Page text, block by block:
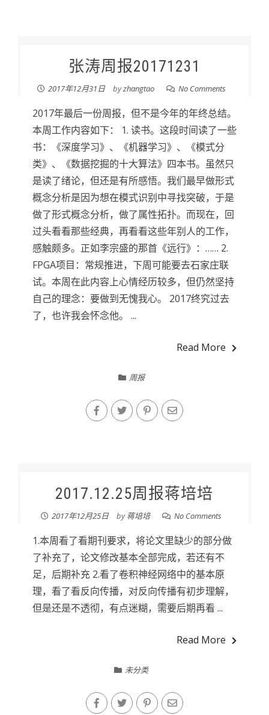
张涛周报20171231
2017年12月31日 byzhangtao No Comments
2017年最后一份周报，但不是今年的年终总结。
本周工作内容如下： 1. 读书。这段时间读了一些
书：《深度学习》、《机器学习》、《模式分
类》、《数据挖掘的十大算法》四本书。虽然只
是读了绪论，但还是有所感悟。我们最早做形式
概念分析是因为想在模式识别中寻找突破，于是
做了形式概念分析，做了属性拓扑。而现在，回
过头看看那些经典，再看看这些年别人的工作，
感触颇多。正如李宗盛的那首《远行》：…… 2.
FPGA项目：常规推进，下周可能要去石家庄联
试。本周在此内容上心情经历较多，但仍然坚持
自己的理念：要做到无愧我心。 2017终究过去
了，也许我会怀念他。 ...
Read More
周报
2017.12.25周报蒋培培
2017年12月25日 by蒋培培 No Comments
1.本周看了看期刊要求，将论文里缺少的部分做
了补充了，论文修改基本全部完成，若还有不
足，后期补充 2.看了卷积神经网络中的基本原
理，看了看反向传播，对反向传播有初步理解，
但是还是不透彻，有点迷糊，需要后期再看 ...
Read More
未分类